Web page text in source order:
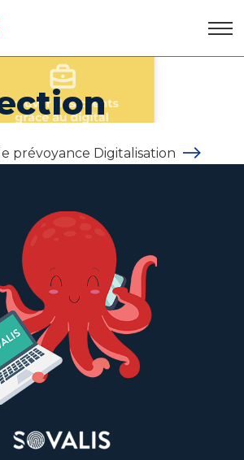
prévoyance Digitalisation